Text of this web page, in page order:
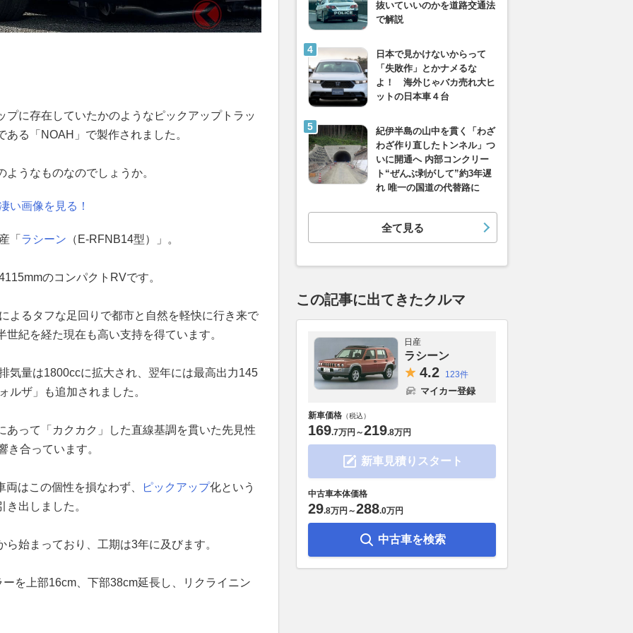
プに存在していたかのようなピックアップトラッ
る「NOAH」で製作されました。
うなものなのでしょうか。
い画像を見る！
「 ラシーン （E-RFNB14型）」。
のコンパクトRVです。
よるタフな足回りで都市と自然を軽快に行き来で
紀を経た現在も高い支持を得ています。
気量は1800ccに拡大され、翌年には最高出力145
ルザ」も追加されました。
あって「カクカク」した直線基調を貫いた先見性
き合っています。
はこの個性を損なわず、 ピックアップ化という
出しました。
始まっており、工期は3年に及びます。
を上部16cm、下部38cm延長し、リクライニン
抜いていいのかを道路交通法
で解説
日本で見かけないからって
「失敗作」とかナメるな
よ！ 海外じゃバカ売れ大ヒ
ットの日本車４台
紀伊半島の山中を貫く「わざ
わざ作り直したトンネル」つ
いに開通へ 内部コンクリー
ト“ぜんぶ剥がして”約3年遅
れ 唯一の国道の代替路に
全て見る
この記事に出てきたクルマ
日産
ラシーン
4.2 123件
マイカー登録
新車価格 （税込）
169.7万円 ～219.8万円
新車見積りスタート
中古車本体価格
29.8万円 ～288.0万円
中古車を検索